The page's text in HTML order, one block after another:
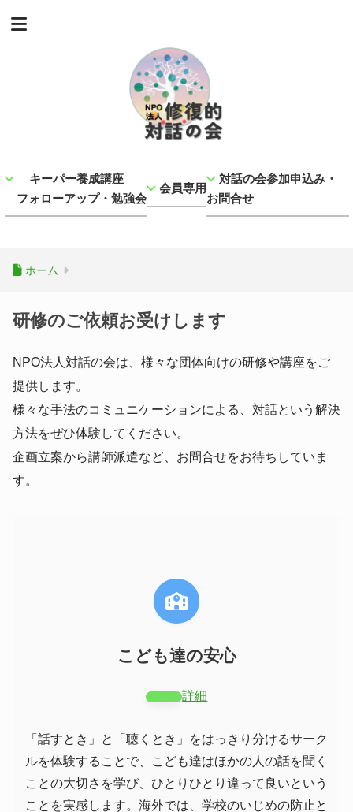
キーパー養成講座
フォローアップ・勉強会
会員専用
対話の会参加申込み・
お問合せ
ホーム
研修のご依頼お受けします
NPO法人対話の会は、様々な団体向けの研修や講座をご
提供します。
様々な手法のコミュニケーションによる、対話という解決
方法をぜひ体験してください。
企画立案から講師派遣など、お問合せをお待ちしていま
す。
こども達の安心
詳細
「話すとき」と「聴くとき」をはっきり分けるサーク
ルを体験することで、こども達はほかの人の話を聞く
ことの大切さを学び、ひとりひとり違って良いという
ことを実感します。海外では、学校のいじめの防止と